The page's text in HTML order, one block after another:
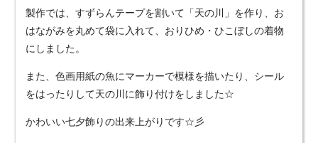
製作では、すずらんテープを割いて「天の川」を作り、お
はながみを丸めて袋に入れて、おりひめ・ひこぼしの着物
にしました。
また、色画用紙の魚にマーカーで模様を描いたり、シール
をはったりして天の川に飾り付けをしました☆
かわいい七夕飾りの出来上がりです☆彡